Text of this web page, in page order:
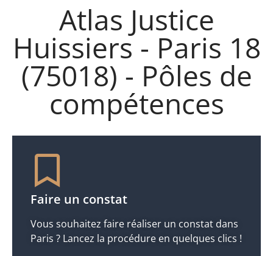
Atlas Justice
Huissiers - Paris 18
(75018) - Pôles de
compétences
Faire un constat
Vous souhaitez faire réaliser un constat dans
Paris ? Lancez la procédure en quelques clics !